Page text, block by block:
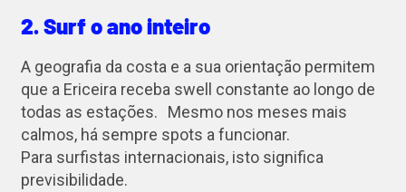
2. Surf o ano inteiro
A geografia da costa e a sua orientação permitem
que a Ericeira receba swell constante ao longo de
todas as estações. Mesmo nos meses mais
calmos, há sempre spots a funcionar.
Para surfistas internacionais, isto significa
previsibilidade.